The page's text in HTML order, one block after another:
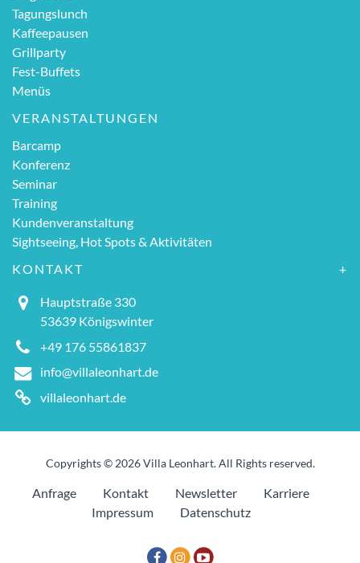
Tagungslunch
Kaffeepausen
Grillparty
Fest-Buffets
Menüs
VERANSTALTUNGEN
Barcamp
Konferenz
Seminar
Training
Kundenveranstaltung
Sightseeing, Hot Spots & Aktivitäten
KONTAKT
Hauptstraße 330
53639 Königswinter
+49 176 55861837
info@villaleonhart.de
villaleonhart.de
Copyrights © 2026 Villa Leonhart. All Rights reserved.
Anfrage Kontakt Newsletter
Karriere
Impressum
Datenschutz